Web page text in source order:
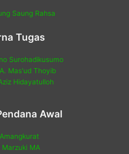
Saung Rahsa
Tugas
Surohadikusumo
Mas'ud Thoyib
Hidayatulloh
Awal
Marzuki MA